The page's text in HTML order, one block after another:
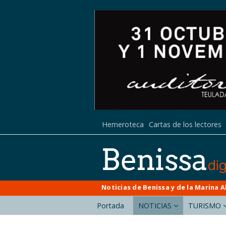
Hemeroteca Cartas de los lectores
Noticias de Benissa y de la Marina
Portada NOTICIAS TURISMO